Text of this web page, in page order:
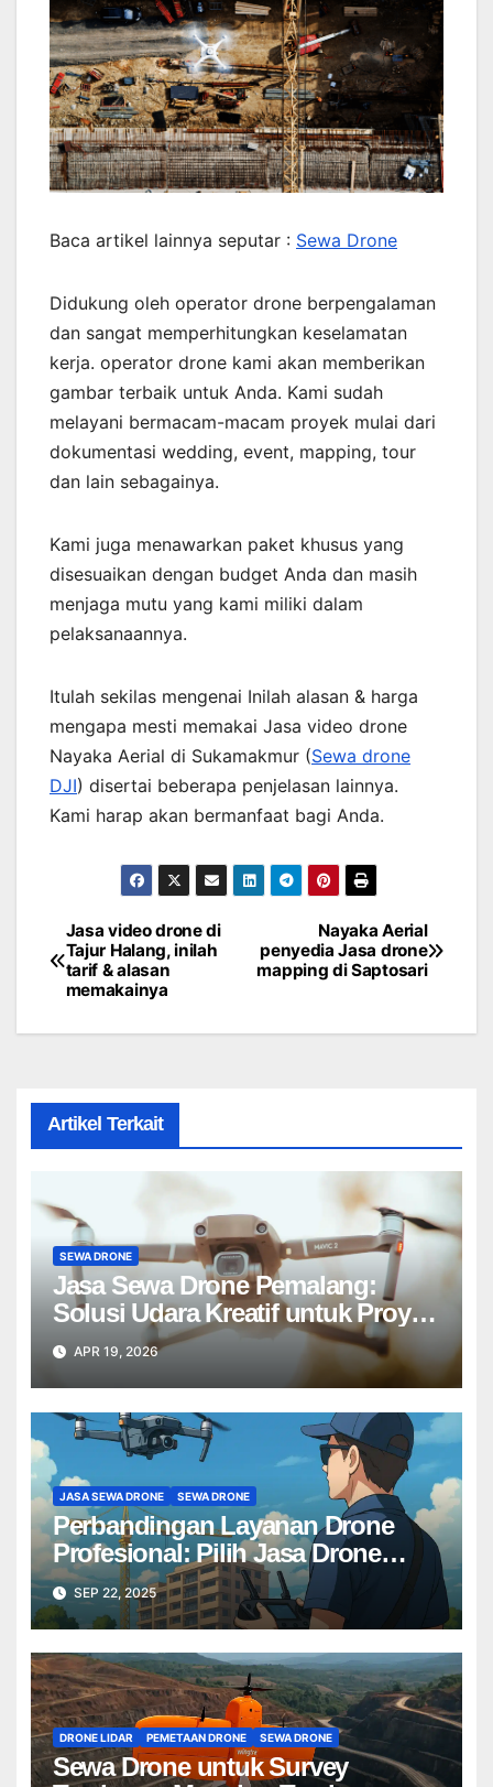
Baca artikel lainnya seputar : Sewa Drone
Didukung oleh operator drone berpengalaman
dan sangat memperhitungkan keselamatan
kerja. operator drone kami akan memberikan
gambar terbaik untuk Anda. Kami sudah
melayani bermacam-macam proyek mulai dari
dokumentasi wedding, event, mapping, tour
dan lain sebagainya.
Kami juga menawarkan paket khusus yang
disesuaikan dengan budget Anda dan masih
menjaga mutu yang kami miliki dalam
pelaksanaannya.
Itulah sekilas mengenai Inilah alasan & harga
mengapa mesti memakai Jasa video drone
Nayaka Aerial di Sukamakmur (Sewa drone
DJI) disertai beberapa penjelasan lainnya.
Kami harap akan bermanfaat bagi Anda.
Post
navigation
Nayaka Aerial
penyedia Jasa drone
mapping di Saptosari
Jasa video drone di
Tajur Halang, inilah
tarif & alasan
memakainya
Artikel Terkait
SEWA DRONE
Jasa Sewa Drone Pemalang:
Solusi Udara Kreatif untuk Proyek
Anda Tanpa Batas】
APR 19, 2026
JASA SEWA DRONE SEWA DRONE
Perbandingan Layanan Drone
Profesional: Pilih Jasa Drone
Terbaik untuk Proyek Anda
SEP 22, 2025
DRONE LIDAR PEMETAAN DRONE SEWA DRONE
Sewa Drone untuk Survey